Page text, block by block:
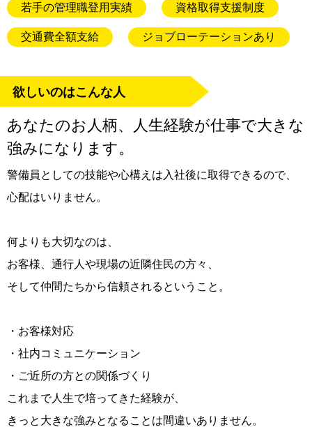
若手の管理職登用実績 資格取得支援制度
交通費全額支給 ジョブローテーションあり
欲しいのはこんな人
あなたのお人柄、人生経験が仕事で大きな
強みになります。
警備員としての技能や心構えは入社後に取得できるので、
心配はいりません。
何よりも大切なのは、
お客様、通行人や現場の近隣住民の方々、
そして仲間たちから信頼されるということ。
・お客様対応
・社内コミュニケーション
・ご近所の方との関係づくり
これまで人生で培ってきた経験が、
きっと大きな強みとなることは間違いありません。